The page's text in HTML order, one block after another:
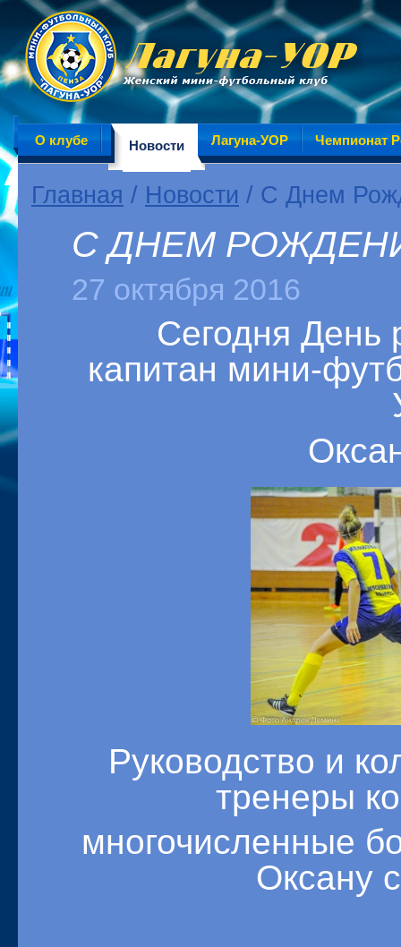
О клубе Новости Лагуна-УОР Чемпионат
Главная / Новости / С Днем
С ДНЕМ
27 октября 2016
Сегодня День
капитан мини-
Руководство и
тренеры
многочисленные
Оксану